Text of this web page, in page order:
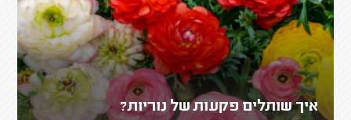
איך שותלים פקעות של נוריות?